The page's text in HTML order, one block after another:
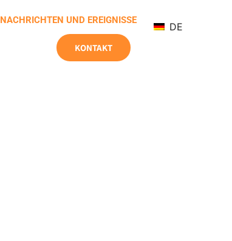
NACHRICHTEN UND EREIGNISSE
KONTAKT
DE